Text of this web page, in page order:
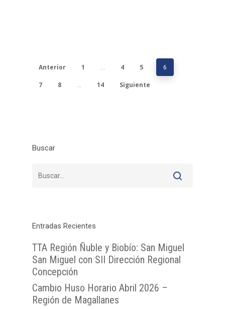
Anterior 1 4 5 6
7 8 14 Siguiente
Buscar
Entradas Recientes
TTA Región Ñuble y Biobío: San Miguel
San Miguel con SII Dirección Regional
Concepción
Cambio Huso Horario Abril 2026 –
Región de Magallanes